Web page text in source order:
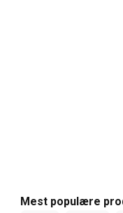
Mest populære